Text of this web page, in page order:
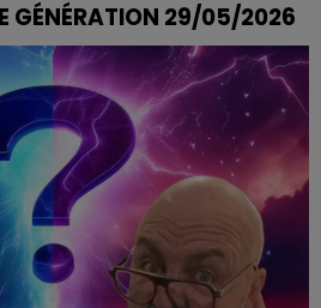
GÉNÉRATION 29/05/2026